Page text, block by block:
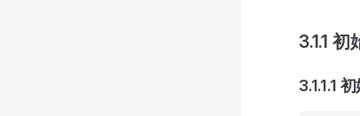
3.1.1
3.1.1.1